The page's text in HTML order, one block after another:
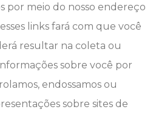
por meio do nosso endereço
links fará com que você
resultar na coleta ou
sobre você por
endossamos ou
sobre sites de